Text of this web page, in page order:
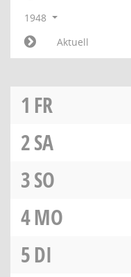
1948
Aktuell
1 FR
2SA
3SO
4MO
5DI